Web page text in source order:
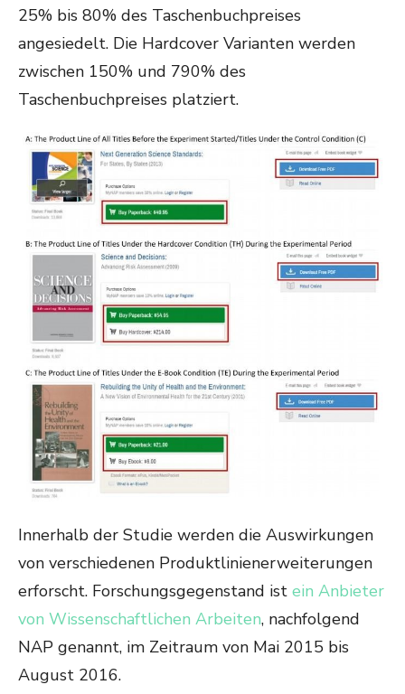
25% bis 80% des Taschenbuchpreises
angesiedelt. Die Hardcover Varianten werden
zwischen 150% und 790% des
Taschenbuchpreises platziert.
Innerhalb der Studie werden die Auswirkungen
von verschiedenen Produktlinienerweiterungen
erforscht. Forschungsgegenstand ist ein Anbieter
von Wissenschaftlichen Arbeiten, nachfolgend
NAP genannt, im Zeitraum von Mai 2015 bis
August 2016.